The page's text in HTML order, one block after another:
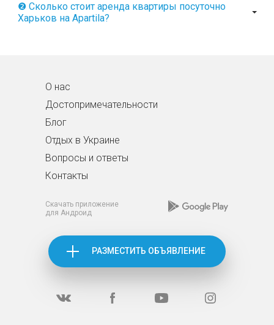
❷ Сколько стоит аренда квартиры посуточно
Харьков на Apartila?
О нас
Достопримечательности
Блог
Отдых в Украине
Вопросы и ответы
Контакты
Скачать приложение
для Андроид
РАЗМЕСТИТЬ ОБЪЯВЛЕНИЕ